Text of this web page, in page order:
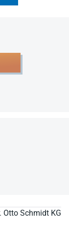
Otto Schmidt KG